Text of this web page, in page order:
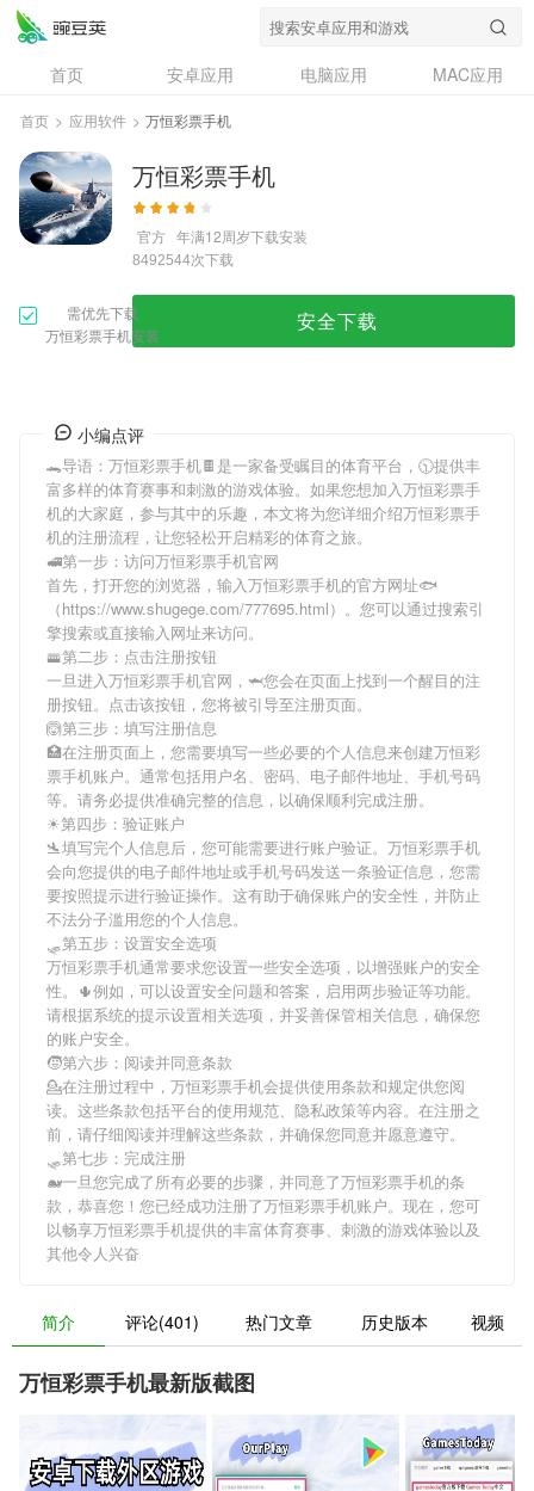
首页 安卓应用 电脑应用
MAC应用
资讯
专题
问答
首页 > 应用软件 > 万恒彩票手机
万恒彩票手机
官方 年满12周岁下载安装
8492544次下载
需优先下载
万恒彩票手机安装
安全下载
小编点评
🐊导语： 万恒彩票手机🍫是一家备受瞩目的体育平台，🕥提供丰
富多样的体育赛事和刺激的游戏体验。如果您想加入万恒彩票手
机的大家庭，参与其中的乐趣，本文将为您详细介绍万恒彩票手
机的注册流程，让您轻松开启精彩的体育之旅。
🚅第一步：访问万恒彩票手机官网
首先，打开您的浏览器，输入万恒彩票手机的官方网址🐟
（https://www.shugege.com/777695.html）。您可以通过搜索引
擎搜索或直接输入网址来访问。
🚟第二步：点击注册按钮
一旦进入万恒彩票手机官网，🦈您会在页面上找到一个醒目的注
册按钮。点击该按钮，您将被引导至注册页面。
🙆第三步：填写注册信息
🏥在注册页面上，您需要填写一些必要的个人信息来创建万恒彩
票手机账户。通常包括用户名、密码、电子邮件地址、手机号码
等。请务必提供准确完整的信息，以确保顺利完成注册。
☀第四步：验证账户
🛬填写完个人信息后，您可能需要进行账户验证。 万恒彩票手机
会向您提供的电子邮件地址或手机号码发送一条验证信息，您需
要按照提示进行验证操作。这有助于确保账户的安全性，并防止
不法分子滥用您的个人信息。
🛷第五步：设置安全选项
万恒彩票手机通常要求您设置一些安全选项，以增强账户的安全
性。🌵例如，可以设置安全问题和答案，启用两步验证等功能。
请根据系统的提示设置相关选项，并妥善保管相关信息，确保您
的账户安全。
🧒第六步：阅读并同意条款
💁在注册过程中， 万恒彩票手机会提供使用条款和规定供您阅
读。这些条款包括平台的使用规范、隐私政策等内容。在注册之
前，请仔细阅读并理解这些条款，并确保您同意并愿意遵守。
🛷第七步：完成注册
🐋一旦您完成了所有必要的步骤，并同意了万恒彩票手机的条
款，恭喜您！您已经成功注册了万恒彩票手机账户。现在，您可
以畅享万恒彩票手机提供的丰富体育赛事、刺激的游戏体验以及
其他令人兴奋
简介 评论(401) 热门文章 历史版本 视频
万恒彩票手机最新版截图